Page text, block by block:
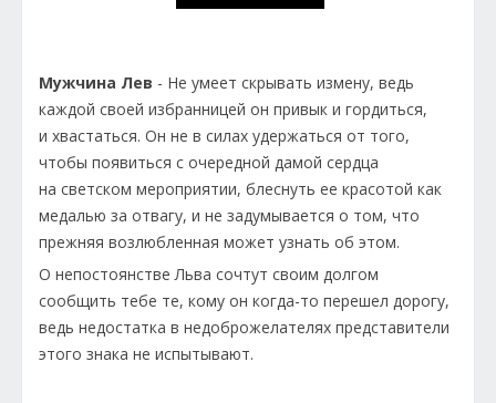
Мужчина Лев - Не умеет скрывать измену, ведь
каждой своей избранницей он привык и гордиться,
и хвастаться. Он не в силах удержаться от того,
чтобы появиться с очередной дамой сердца
на светском мероприятии, блеснуть ее красотой как
медалью за отвагу, и не задумывается о том, что
прежняя возлюбленная может узнать об этом.
О непостоянстве Льва сочтут своим долгом
сообщить тебе те, кому он когда-то перешел дорогу,
ведь недостатка в недоброжелателях представители
этого знака не испытывают.